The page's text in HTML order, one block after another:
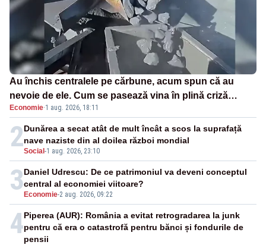
Au închis centralele pe cărbune, acum spun că au
nevoie de ele. Cum se pasează vina în plină criză
energetică
Economie·1 aug. 2026, 18:11
2Social -1 aug. 2026, 23:10
Dunărea a secat atât de mult încât a scos la suprafață
nave naziste din al doilea război mondial
3 Economie-2 aug. 2026, 09:22
Daniel Udrescu: De ce patrimoniul va deveni conceptul
central al economiei viitoare?
4Piperea (AUR): România a evitat retrogradarea la junk
pentru că era o catastrofă pentru bănci și fondurile de
pensii